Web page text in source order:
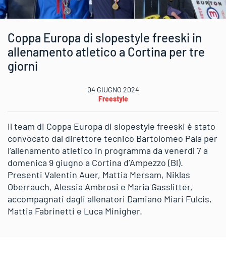
Coppa Europa di slopestyle freeski in
allenamento atletico a Cortina per tre
giorni
04 GIUGNO 2024
Freestyle
Il team di Coppa Europa di slopestyle freeski è stato
convocato dal direttore tecnico Bartolomeo Pala per
l’allenamento atletico in programma da venerdì 7 a
domenica 9 giugno a Cortina d’Ampezzo (Bl).
Presenti Valentin Auer, Mattia Mersam, Niklas
Oberrauch, Alessia Ambrosi e Maria Gasslitter,
accompagnati dagli allenatori Damiano Miari Fulcis,
Mattia Fabrinetti e Luca Minigher.